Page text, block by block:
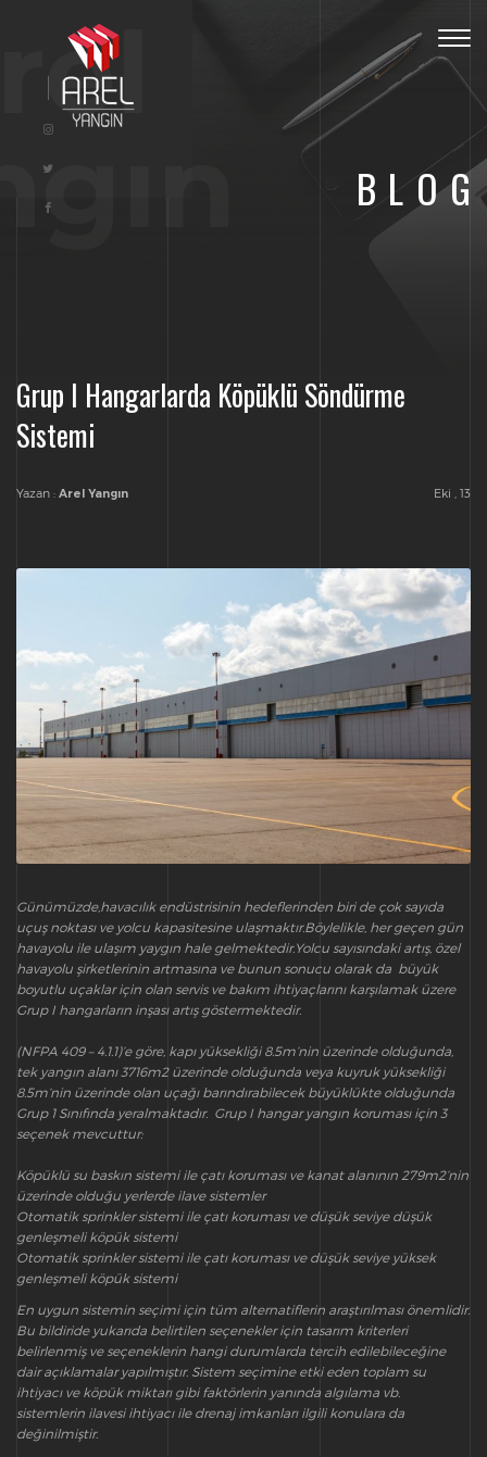
BLOG
Grup I Hangarlarda Köpüklü Söndürme
Sistemi
Yazan : Arel Yangın Eki , 13
Günümüzde,havacılık endüstrisinin hedeflerinden biri de çok sayıda
uçuş noktası ve yolcu kapasitesine ulaşmaktır.Böylelikle, her geçen gün
havayolu ile ulaşım yaygın hale gelmektedir.Yolcu sayısındaki artış, özel
havayolu şirketlerinin artmasına ve bunun sonucu olarak da büyük
boyutlu uçaklar için olan servis ve bakım ihtiyaçlarını karşılamak üzere
Grup I hangarların inşası artış göstermektedir.
(NFPA 409 – 4.1.1)’e göre, kapı yüksekliği 8.5m’nin üzerinde olduğunda,
tek yangın alanı 3716m2 üzerinde olduğunda veya kuyruk yüksekliği
8.5m’nin üzerinde olan uçağı barındırabilecek büyüklükte olduğunda
Grup 1 Sınıfında yeralmaktadır. Grup I hangar yangın koruması için 3
seçenek mevcuttur:
Köpüklü su baskın sistemi ile çatı koruması ve kanat alanının 279m2’nin
üzerinde olduğu yerlerde ilave sistemler
Otomatik sprinkler sistemi ile çatı koruması ve düşük seviye düşük
genleşmeli köpük sistemi
Otomatik sprinkler sistemi ile çatı koruması ve düşük seviye yüksek
genleşmeli köpük sistemi
En uygun sistemin seçimi için tüm alternatiflerin araştırılması önemlidir.
Bu bildiride yukarıda belirtilen seçenekler için tasarım kriterleri
belirlenmiş ve seçeneklerin hangi durumlarda tercih edilebileceğine
dair açıklamalar yapılmıştır. Sistem seçimine etki eden toplam su
ihtiyacı ve köpük miktarı gibi faktörlerin yanında algılama vb.
sistemlerin ilavesi ihtiyacı ile drenaj imkanları ilgili konulara da
değinilmiştir.